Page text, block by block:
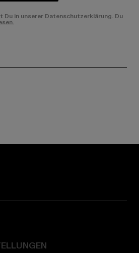
in unserer Datenschutzerklärung. Du